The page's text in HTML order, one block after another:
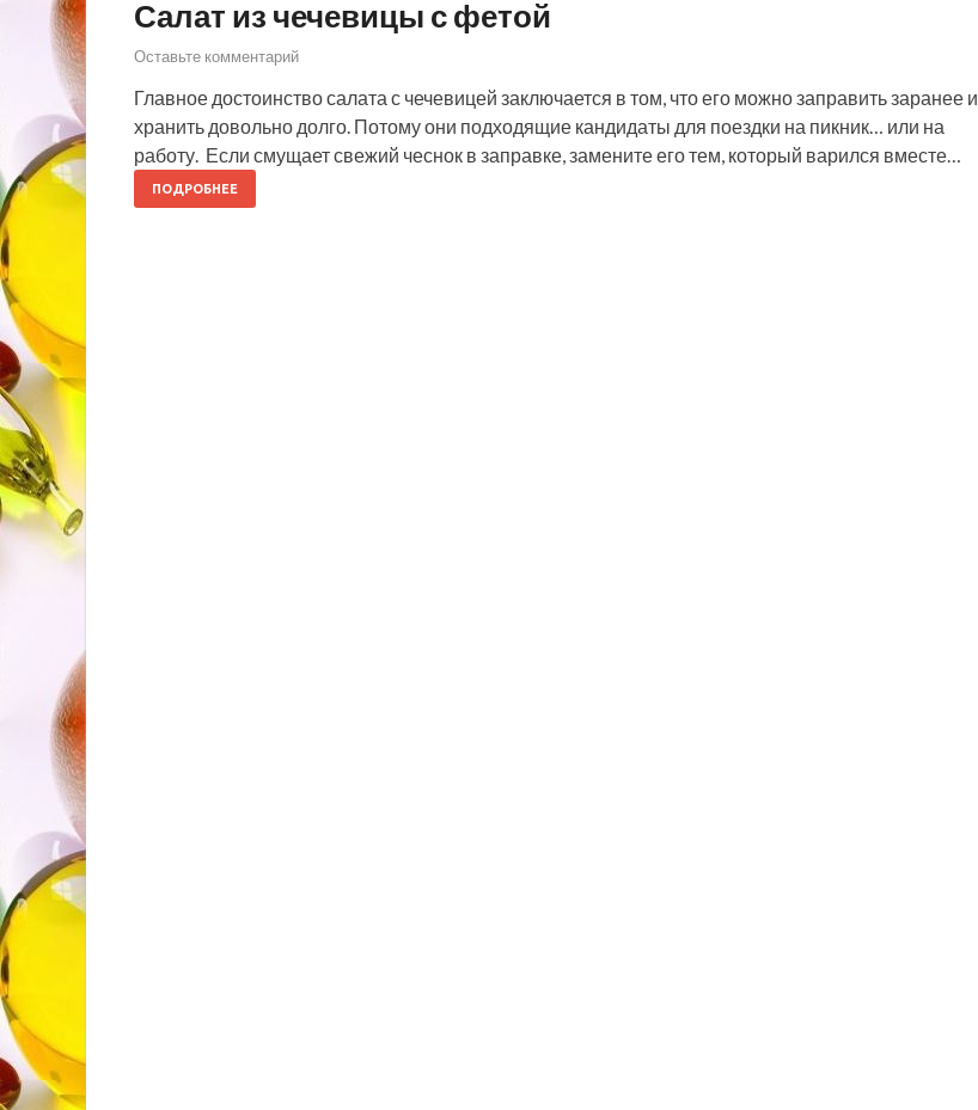
Салат из чечевицы с фетой
Оставьте комментарий
Главное достоинство салата с чечевицей заключается в том, что его можно заправить заранее и
хранить довольно долго. Потому они подходящие кандидаты для поездки на пикник… или на
работу. Если смущает свежий чеснок в заправке, замените его тем, который варился вместе…
ПОДРОБНЕЕ